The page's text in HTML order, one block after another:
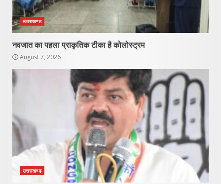
उत्तराखण्ड
नवजात का पहला प्राकृतिक टीका है कोलोस्ट्रम
August 7, 2026
उत्तराखण्ड